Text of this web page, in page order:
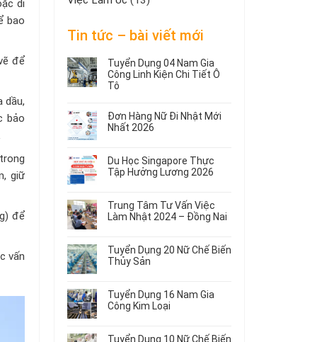
di
bao
để
dầu,
bảo
giữ
để
vấn
Tin tức – bài viết mới
Tuyển Dụng 04 Nam Gia
Công Linh Kiện Chi Tiết Ô
Tô
có
bình
luận
Tuyển
Dụng
04
Gia
Công
Chi
Tiết
Đơn Hàng Nữ Đi Nhật Mới
Nhất 2026
có
bình
luận
Đơn
Hàng
Nữ
Nhật
Mới
Nhất
Du Học Singapore Thực
Tập Hưởng Lương 2026
có
bình
luận
Du
Học
Singapore
Tập
Hưởng
Lương
Trung Tâm Tư Vấn Việc
Làm Nhật 2024 – Đồng Nai
có
bình
luận
Trung
Tâm
Tư
Việc
Tuyển Dụng 20 Nữ Chế Biến
Thủy Sản
có
bình
luận
Tuyển
Tuyển Dụng 16 Nam Gia
Công Kim Loại
có
Tuyển Dụng 10 Nữ Chế Biến